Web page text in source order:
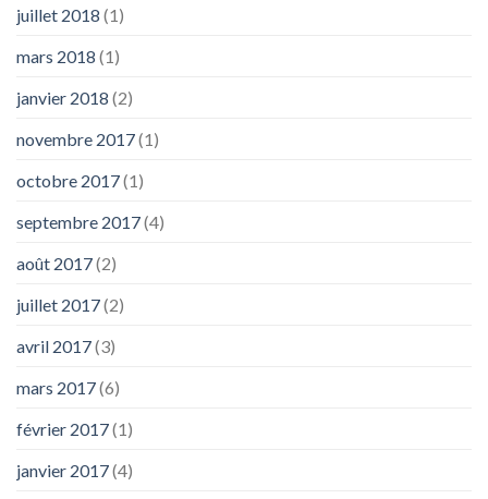
juillet 2018 (1)
mars 2018 (1)
janvier 2018 (2)
novembre 2017(1)
octobre 2017(1)
septembre 2017(4)
août 2017(2)
juillet 2017(2)
avril 2017(3)
mars 2017(6)
février 2017(1)
janvier 2017(4)